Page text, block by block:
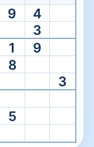
קפצו ישר ללוחות9
4
3
1
9
8
3
5